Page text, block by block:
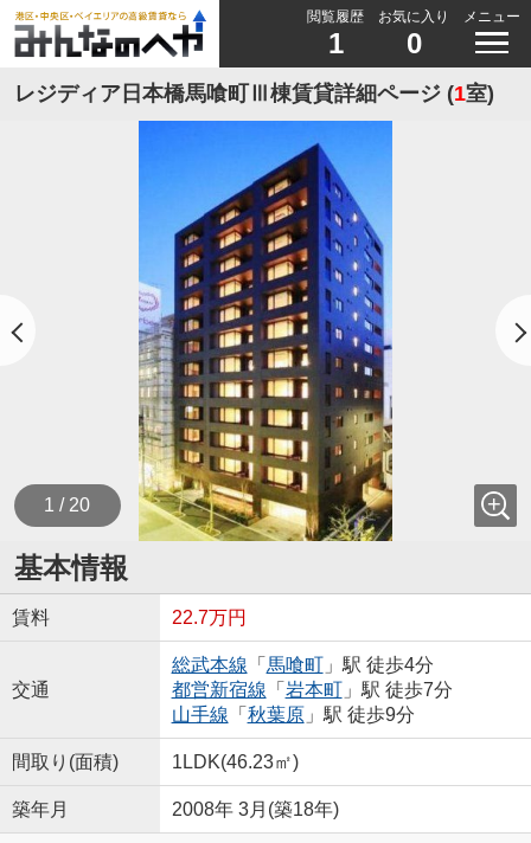
閲覧履歴
1
お気に入り
0
メニュー
レジディア日本橋馬喰町Ⅲ棟賃貸詳細ページ (1室)
1 / 20
基本情報
賃料 22.7万円
交通
総武本線 「 馬喰町」駅 徒歩4分
都営新宿線 「 岩本町」駅 徒歩7分
山手線 「 秋葉原」駅 徒歩9分
間取り(面積) 1LDK(46.23㎡)
築年月 2008年 3月(築18年)